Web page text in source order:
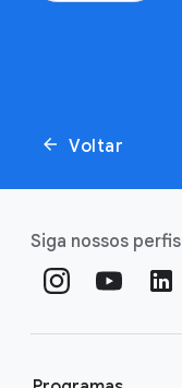
Voltar
Siga nossos perfis